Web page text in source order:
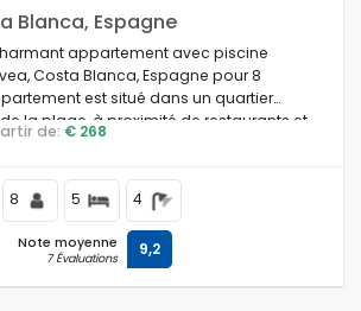
Blanca, Espagne
appartement avec piscine
Costa Blanca, Espagne pour 8
est situé dans un quartier
la plage, à proximité de restaurants et
de la plage d'El Arenal, Javea et à 0,5
de: € 268
8 5 4
Note moyenne
7 Évaluations 9,2